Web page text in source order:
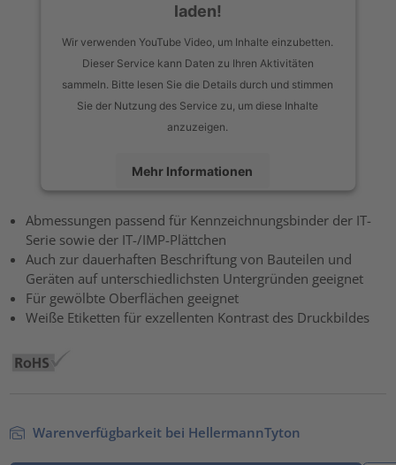
laden!
Wir verwenden YouTube Video, um Inhalte einzubetten.
Dieser Service kann Daten zu Ihren Aktivitäten
sammeln. Bitte lesen Sie die Details durch und stimmen
Sie der Nutzung des Service zu, um diese Inhalte
anzuzeigen.
Mehr Informationen
Akzeptieren
powered byUsercentrics Consent Management Platform
Abmessungen passend für Kennzeichnungsbinder der IT-
Serie sowie der IT-/IMP-Plättchen
Auch zur dauerhaften Beschriftung von Bauteilen und
Geräten auf unterschiedlichsten Untergründen geeignet
Für gewölbte Oberflächen geeignet
Weiße Etiketten für exzellenten Kontrast des Druckbildes
Warenverfügbarkeit bei HellermannTyton